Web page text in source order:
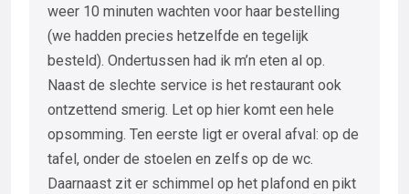
weer 10 minuten wachten voor haar bestelling
(we hadden precies hetzelfde en tegelijk
besteld). Ondertussen had ik m’n eten al op.
Naast de slechte service is het restaurant ook
ontzettend smerig. Let op hier komt een hele
opsomming. Ten eerste ligt er overal afval: op de
tafel, onder de stoelen en zelfs op de wc.
Daarnaast zit er schimmel op het plafond en pikt